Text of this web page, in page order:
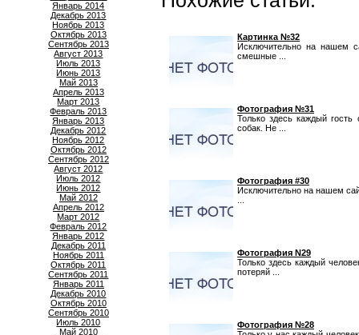
Январь 2014
Декабрь 2013
Ноябрь 2013
Октябрь 2013
Сентябрь 2013
Август 2013
Июль 2013
Июнь 2013
Май 2013
Апрель 2013
Март 2013
Февраль 2013
Январь 2013
Декабрь 2012
Ноябрь 2012
Октябрь 2012
Сентябрь 2012
Август 2012
Июль 2012
Июнь 2012
Май 2012
Апрель 2012
Март 2012
Февраль 2012
Январь 2012
Декабрь 2011
Ноябрь 2011
Октябрь 2011
Сентябрь 2011
Январь 2011
Декабрь 2010
Октябрь 2010
Сентябрь 2010
Июль 2010
Май 2010
Картинка №32
Исключительно на нашем
смешные ...
Фотография №31
Только здесь каждый
собак. Не ...
Фотография #30
Исключительно на нашем
Фотография N29
Только здесь каждый
потеряй ...
Фотография №28